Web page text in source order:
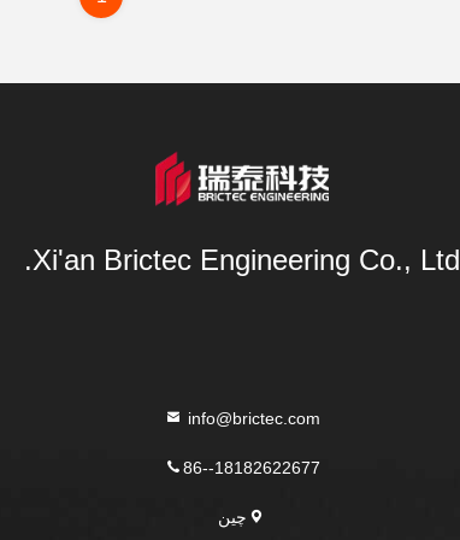
Xi'an Brictec Engineering Co., Ltd.
info@brictec.com
86--18182622677
چین